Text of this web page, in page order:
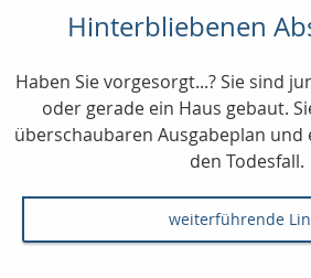
Hinterbliebenen
Haben Sie vorgesorgt...? Sie sind
oder gerade ein Haus gebaut.
überschaubaren Ausgabeplan und
den Todesfall.
weiterführende